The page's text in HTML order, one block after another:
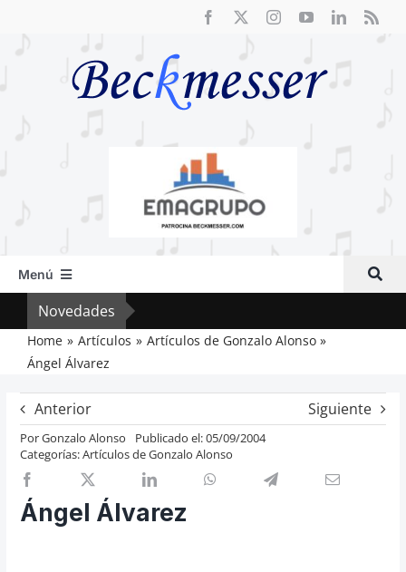
Menú
Inicio
Actual
Artículos
Crítica
Previos de ópera
Entrevistas
Recomendación
Cosas de Beckmesser
Novedades
Home Artículos
Artículos de Gonzalo Alonso
Ángel Álvarez
Anterior Siguiente
PorGonzalo Alonso
Publicado el: 05/09/2004
Categorías:Artículos de Gonzalo Alonso
Ángel Álvarez